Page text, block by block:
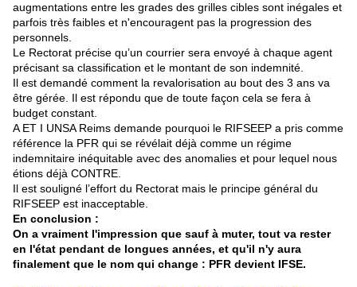
augmentations entre les grades des grilles cibles sont inégales et
parfois très faibles et n'encouragent pas la progression des
personnels.
Le Rectorat précise qu’un courrier sera envoyé à chaque agent
précisant sa classification et le montant de son indemnité.
Il est demandé comment la revalorisation au bout des 3 ans va
être gérée. Il est répondu que de toute façon cela se fera à
budget constant.
A ET I UNSA Reims demande pourquoi le RIFSEEP a pris comme
référence la PFR qui se révélait déjà comme un régime
indemnitaire inéquitable avec des anomalies et pour lequel nous
étions déjà CONTRE.
Il est souligné l’effort du Rectorat mais le principe général du
RIFSEEP est inacceptable.
En conclusion :
On a vraiment l'impression que sauf à muter, tout va rester
en l'état pendant de longues années, et qu'il n'y aura
finalement que le nom qui change : PFR devient IFSE.